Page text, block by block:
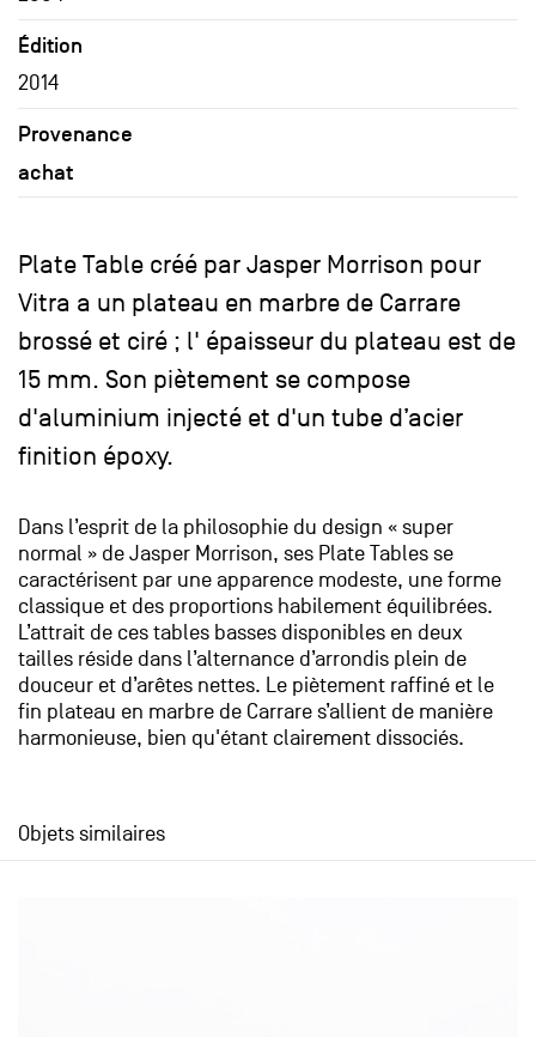
Édition
2014
Provenance
achat
Plate Table créé par Jasper Morrison pour
Vitra a un plateau en marbre de Carrare
brossé et ciré ; l' épaisseur du plateau est de
15 mm. Son piètement se compose
d'aluminium injecté et d'un tube d’acier
finition époxy.
Dans l’esprit de la philosophie du design « super
normal » de Jasper Morrison, ses Plate Tables se
caractérisent par une apparence modeste, une forme
classique et des proportions habilement équilibrées.
L’attrait de ces tables basses disponibles en deux
tailles réside dans l’alternance d’arrondis plein de
douceur et d’arêtes nettes. Le piètement raffiné et le
fin plateau en marbre de Carrare s’allient de manière
harmonieuse, bien qu'étant clairement dissociés.
Objets similaires